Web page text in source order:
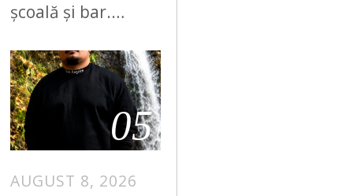
școală și bar.…
05
AUGUST 8, 2026